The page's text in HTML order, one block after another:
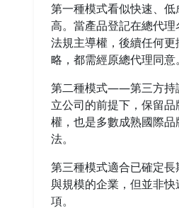
第一種模式看似快速、
高。當產品登記在總代
法規主導權，後續任何
略，都需經原總代理同意。
第二種模式——第三方持
立公司的前提下，保留
權，也是多數成熟國際
法。
第三種模式適合已確定
與規模的企業，但並非
項。